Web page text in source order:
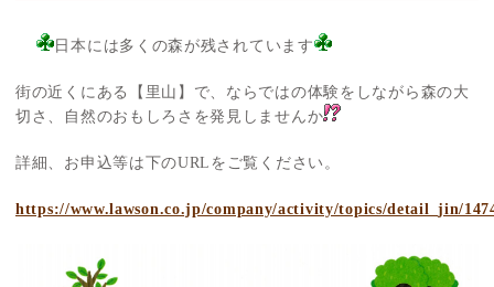
日本には多くの森が残されています
街の近くにある【里山】で、ならではの体験をしながら森の大
切さ、自然のおもしろさを発見しませんか
詳細、お申込等は下のURLをご覧ください。
https://www.lawson.co.jp/company/activity/topics/detail_jin/